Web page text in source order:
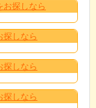
お探しなら
探しなら
探しなら
探しなら